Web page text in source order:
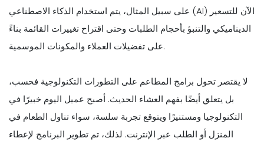
على سبيل المثال، يتم استخدام الذكاء الاصطناعي (AI) الآن للتسعير
الديناميكي والتنبؤ بأحجام الطلبات وحتى اقتراح تغييرات القائمة بناءً
على تفضيلات العملاء والمكونات الموسمية.
لا يقتصر تحول برامج المطاعم على التطورات التكنولوجية فحسب،
بل يتعلق أيضًا بفهم العشاء الحديث. أصبح عميل اليوم خبيرًا في
التكنولوجيا ومستنيرًا ويتوقع تجربة سلسة، سواء تناول الطعام في
المنزل أو الطلب عبر الإنترنت. لذلك، تم تطوير البرنامج لإعطاء